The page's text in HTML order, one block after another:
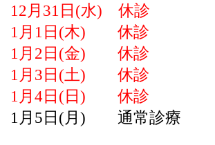
12月31日(水) 休診
1月1日(木) 休診
1月2日(金) 休診
1月3日(土) 休診
1月4日(日) 休診
1月5日(月) 通常診療